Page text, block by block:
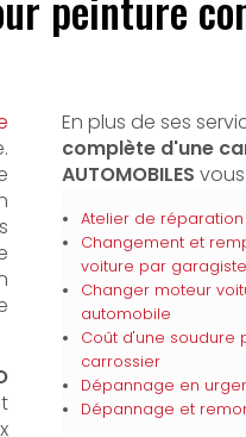
En plus de ses
complète d'une
AUTOMOBILES
Atelier de
Changement et
voiture par garagiste
Changer moteur
automobile
Coût d'une soudure
carrossier
Dépannage en
Dépannage et